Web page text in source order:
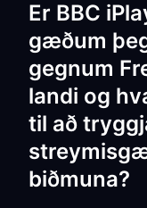
Er BBC
gæðum
gegnum
landi og
til að
biðmuna?